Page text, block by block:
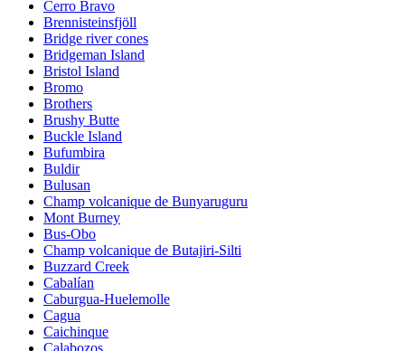
Cerro Bravo
Brennisteinsfjöll
Bridge river cones
Bridgeman Island
Bristol Island
Bromo
Brothers
Brushy Butte
Buckle Island
Bufumbira
Buldir
Bulusan
Champ volcanique de Bunyaruguru
Mont Burney
Bus-Obo
Champ volcanique de Butajiri-Silti
Buzzard Creek
Cabalían
Caburgua-Huelemolle
Cagua
Caichinque
Calabozos